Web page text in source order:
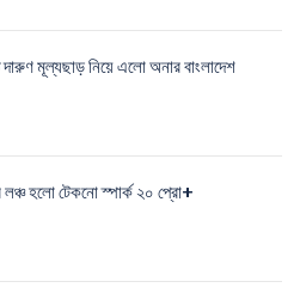
মূল্যছাড় নিয়ে এলো অনার বাংলাদেশ
লঞ্চ হলো টেকনো স্পার্ক ২০ প্রো+